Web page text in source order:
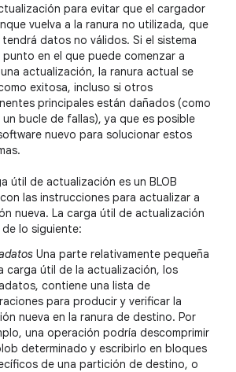
para evitar que el cargador
vuelva a la ranura no utilizada, que
datos no válidos. Si el sistema
punto en el que puede comenzar a
actualización, la ranura actual se
exitosa, incluso si otros
principales están dañados (como
un bucle de fallas), ya que es posible
nuevo para solucionar estos
útil de actualización es un BLOB
las instrucciones para actualizar a
nueva. La carga útil de actualización
lo siguiente:
Una parte relativamente pequeña
carga útil de la actualización, los
contiene una lista de
para producir y verificar la
nueva en la ranura de destino. Por
una operación podría descomprimir
determinado y escribirlo en bloques
de una partición de destino, o